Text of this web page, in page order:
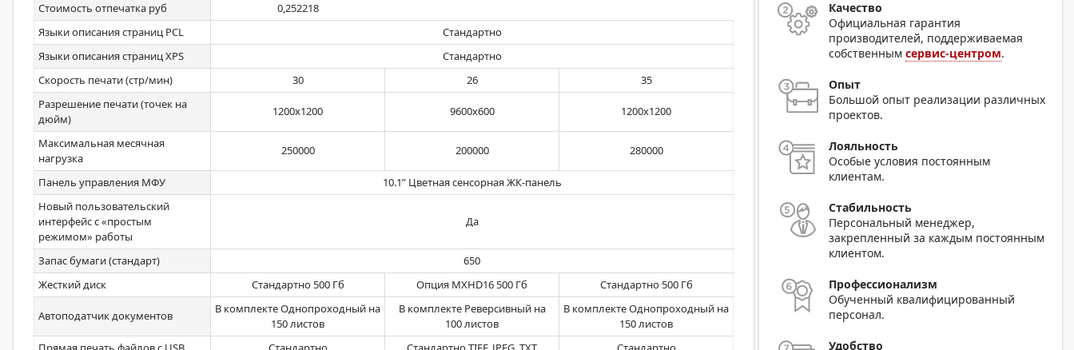
Стоимость отпечатка руб
0,252218
Языки описания страниц PCL
Стандартно
Языки описания страниц XPS
Стандартно
Скорость печати (стр/мин)
30 26
35
Разрешение печати (точек на
дюйм)
1200х1200 9600х600 1200х1200
Максимальная месячная
нагрузка
250000 200000 280000
Панель управления МФУ
10.1” Цветная сенсорная ЖК-панель
Новый пользовательский
интерфейс с «простым
режимом» работы
Да
Запас бумаги (стандарт)
650
Жесткий диск
Стандартно 500 Гб Опция MXHD16 500 Гб Стандартно 500 Гб
Автоподатчик документов
В комплекте Однопроходный на
150 листов
В комплекте Реверсивный на
100 листов
В комплекте Однопроходный на
150 листов
Качество
Официальная гарантия
производителей, поддерживаемая
собственнымсервис-центром.
Опыт
Большой опыт реализации различных
проектов.
Лояльность
Особые условия постоянным
клиентам.
Стабильность
Персональный менеджер,
закрепленный за каждым постоянным
клиентом.
Профессионализм
Обученный квалифицированный
персонал.
Удобство